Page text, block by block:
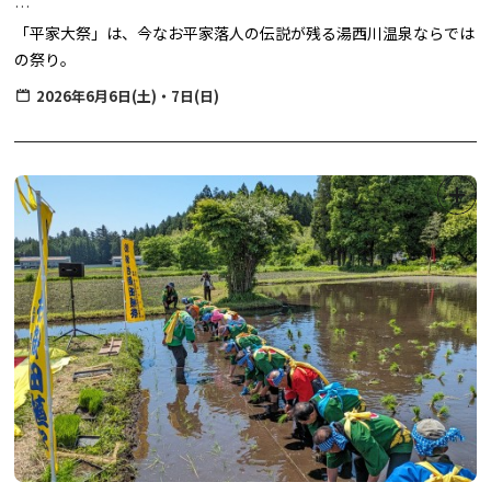
「平家大祭」は、今なお平家落人の伝説が残る湯西川温泉ならでは
の祭り。
琵琶演奏や雅楽など、平家に関する催しが繰り広げられ、いにしえ
の栄華がよみがえります。
６月６日（土） 前夜祭
20:15 壱太郎 太鼓演奏 （湯西川地区センター）
20:30 上臈（じょうろう）道中（湯西川温泉街）
６月７日（日） 平家大祭
10:00 赤間神宮神事（平家の里）
大祭の宴 （平家の里・伝習館）
10:45 赤間神宮 蘭陵王の舞
11:00 平 桜子 薩摩琵琶演奏①
11:30 Ren ケーナ演奏①
2026年6月6日(土)・7日(日)